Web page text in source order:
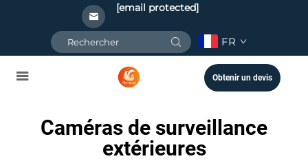
[email protected]
FR
Obtenir un devis
Caméras de surveillance
extérieures